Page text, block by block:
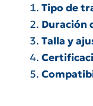
Tipo de
Duración
Talla y